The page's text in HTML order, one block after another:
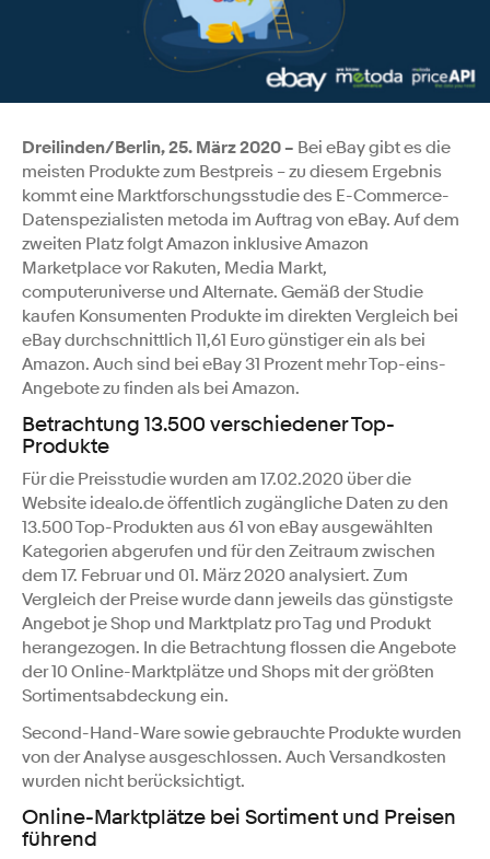
Dreilinden/Berlin, 25. März 2020 – Bei eBay gibt es die
meisten Produkte zum Bestpreis – zu diesem Ergebnis
kommt eine Marktforschungsstudie des E-Commerce-
Datenspezialisten metoda im Auftrag von eBay. Auf dem
zweiten Platz folgt Amazon inklusive Amazon
Marketplace vor Rakuten, Media Markt,
computeruniverse und Alternate. Gemäß der Studie
kaufen Konsumenten Produkte im direkten Vergleich bei
eBay durchschnittlich 11,61 Euro günstiger ein als bei
Amazon. Auch sind bei eBay 31 Prozent mehr Top-eins-
Angebote zu finden als bei Amazon.
Betrachtung 13.500 verschiedener Top-
Produkte
Für die Preisstudie wurden am 17.02.2020 über die
Website idealo.de öffentlich zugängliche Daten zu den
13.500 Top-Produkten aus 61 von eBay ausgewählten
Kategorien abgerufen und für den Zeitraum zwischen
dem 17. Februar und 01. März 2020 analysiert. Zum
Vergleich der Preise wurde dann jeweils das günstigste
Angebot je Shop und Marktplatz pro Tag und Produkt
herangezogen. In die Betrachtung flossen die Angebote
der 10 Online-Marktplätze und Shops mit der größten
Sortimentsabdeckung ein.
Second-Hand-Ware sowie gebrauchte Produkte wurden
von der Analyse ausgeschlossen. Auch Versandkosten
wurden nicht berücksichtigt.
Online-Marktplätze bei Sortiment und Preisen
führend